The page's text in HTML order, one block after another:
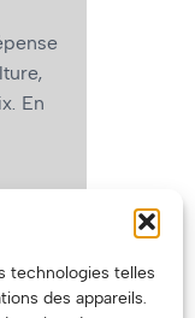
technologies telles
des appareils.
En